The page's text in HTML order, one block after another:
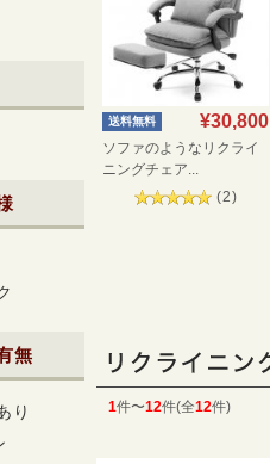
無
り
送料無料 ¥30,800
ソファのようなリクライ
ニングチェア...
(2)
1件〜12件(全12件)